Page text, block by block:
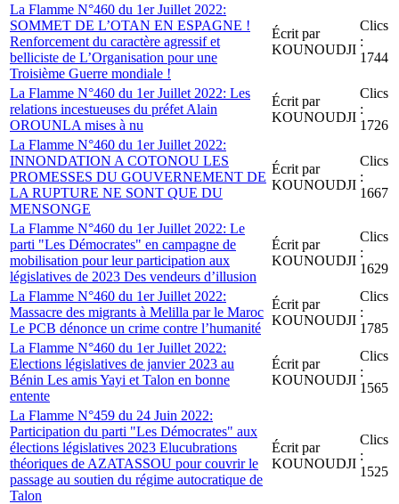
La Flamme N°460 du 1er Juillet 2022:
SOMMET DE L’OTAN EN ESPAGNE !
Renforcement du caractère agressif et
belliciste de L’Organisation pour une
Troisième Guerre mondiale !
Écrit par
KOUNOUDJI
Clics
:
1744
La Flamme N°460 du 1er Juillet 2022: Les
relations incestueuses du préfet Alain
OROUNLA mises à nu
Écrit par
KOUNOUDJI
Clics
:
1726
La Flamme N°460 du 1er Juillet 2022:
INNONDATION A COTONOU LES
PROMESSES DU GOUVERNEMENT DE
LA RUPTURE NE SONT QUE DU
MENSONGE
Écrit par
KOUNOUDJI
Clics
:
1667
La Flamme N°460 du 1er Juillet 2022: Le
parti "Les Démocrates" en campagne de
mobilisation pour leur participation aux
législatives de 2023 Des vendeurs d’illusion
Écrit par
KOUNOUDJI
Clics
:
1629
La Flamme N°460 du 1er Juillet 2022:
Massacre des migrants à Melilla par le Maroc
Le PCB dénonce un crime contre l’humanité
Écrit par
KOUNOUDJI
Clics
:
1785
La Flamme N°460 du 1er Juillet 2022:
Elections législatives de janvier 2023 au
Bénin Les amis Yayi et Talon en bonne
entente
Écrit par
KOUNOUDJI
Clics
:
1565
La Flamme N°459 du 24 Juin 2022:
Participation du parti "Les Démocrates" aux
élections législatives 2023 Elucubrations
théoriques de AZATASSOU pour couvrir le
passage au soutien du régime autocratique de
Talon
Écrit par
KOUNOUDJI
Clics
:
1525